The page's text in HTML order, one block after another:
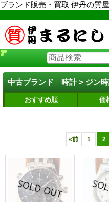
ブランド販売・買取 伊丹の質
中古ブランド 時計 > ジン
おすすめ順 価
«前 1 2